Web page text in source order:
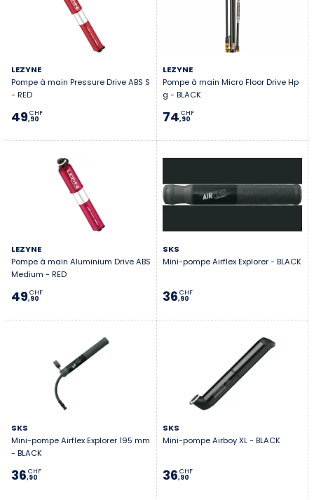
LEZYNE
Pompe à main Pressure Drive ABS S
- RED
49,90
CHF
LEZYNE
Pompe à main Micro Floor Drive Hp
g - BLACK
74,90
CHF
LEZYNE
Pompe à main Aluminium Drive ABS
Medium - RED
49,90
CHF
SKS
Mini-pompe Airflex Explorer - BLACK
36,90
CHF
SKS
Mini-pompe Airflex Explorer 195 mm
- BLACK
36,90
CHF
SKS
Mini-pompe Airboy XL - BLACK
36,90
CHF